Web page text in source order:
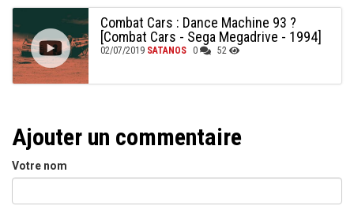
Combat Cars : Dance Machine 93 ?
[Combat Cars - Sega Megadrive - 1994]
02/07/2019 SATANOS 0 52
Ajouter un commentaire
Votre nom